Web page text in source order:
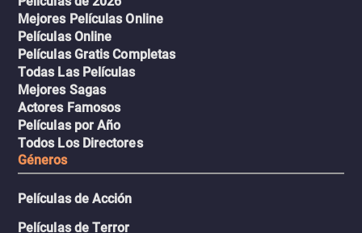
Mejores Películas Online
Películas Online
Películas Gratis Completas
Todas Las Películas
Mejores Sagas
Actores Famosos
Películas por Año
Todos Los Directores
Géneros
Películas de Acción
Películas de Terror